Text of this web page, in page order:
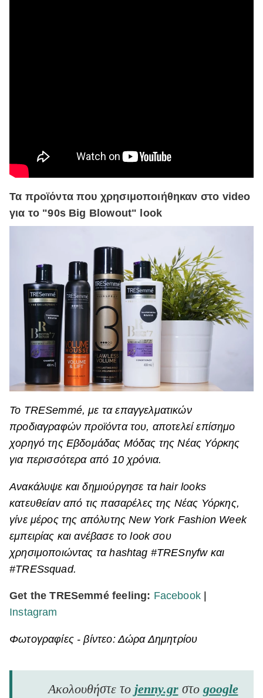
Τα προϊόντα που χρησιμοποιήθηκαν στο video
για το "90s Big Blowout" look
Το TRESemmé, με τα επαγγελματικών
προδιαγραφών προϊόντα του, αποτελεί επίσημο
χορηγό της Εβδομάδας Μόδας της Νέας Υόρκης
για περισσότερα από 10 χρόνια.
Ανακάλυψε και δημιούργησε τα hair looks
κατευθείαν από τις πασαρέλες της Νέας Υόρκης,
γίνε μέρος της απόλυτης New York Fashion Week
εμπειρίας και ανέβασε το look σου
χρησιμοποιώντας τα hashtag #TRESnyfw και
#TRESsquad.
Get the TRESemmé feeling: Facebook
Instagram
Φωτογραφίες - βίντεο: Δώρα Δημητρίου
Ακολουθήστε το jenny.grστο google